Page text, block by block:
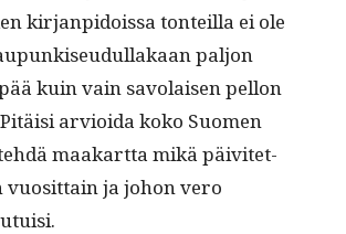
kir­jan­pidois­sa ton­teil­la ei ole
paljon
kuin vain savolaisen pel­lon
arvioi­da koko Suomen
maakart­ta mikä päivitet­
vuosit­tain ja johon vero